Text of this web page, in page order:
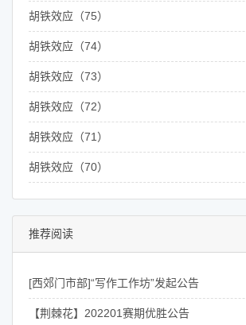
胡铁效应（75）
胡铁效应（74）
胡铁效应（73）
胡铁效应（72）
胡铁效应（71）
胡铁效应（70）
推荐阅读
[西郊门市部]“写作工作坊”发起公告
【荆棘花】202201赛期优胜公告